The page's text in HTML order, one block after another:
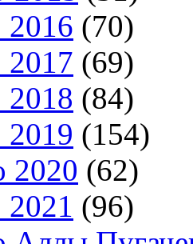
2016 (70)
2017 (69)
2018 (84)
2019 (154)
2020 (62)
(96)